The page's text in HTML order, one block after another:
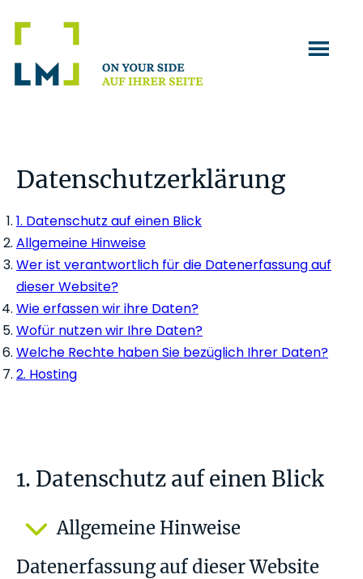
Inhalt
Fußzeile
Datenschutzerklärung
1. Datenschutz auf einen Blick
Allgemeine Hinweise
Wer ist verantwortlich für die Datenerfassung auf
dieser Website?
Wie erfassen wir ihre Daten?
Wofür nutzen wir Ihre Daten?
Welche Rechte haben Sie bezüglich Ihrer Daten?
2. Hosting
1. Datenschutz auf einen Blick
Allgemeine Hinweise
Datenerfassung auf dieser Website